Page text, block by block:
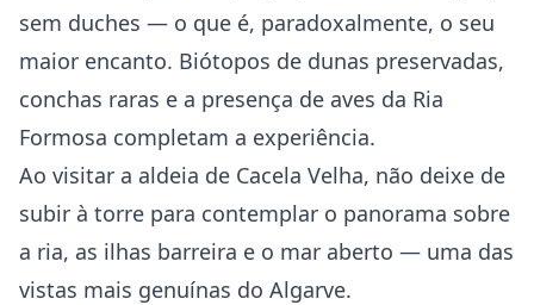
sem duches — o que é, paradoxalmente, o seu
maior encanto. Biótopos de dunas preservadas,
conchas raras e a presença de aves da Ria
Formosa completam a experiência.
Ao visitar a aldeia de Cacela Velha, não deixe de
subir à torre para contemplar o panorama sobre
a ria, as ilhas barreira e o mar aberto — uma das
vistas mais genuínas do Algarve.